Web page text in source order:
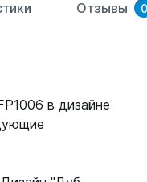
Отзывы 0
в дизайне